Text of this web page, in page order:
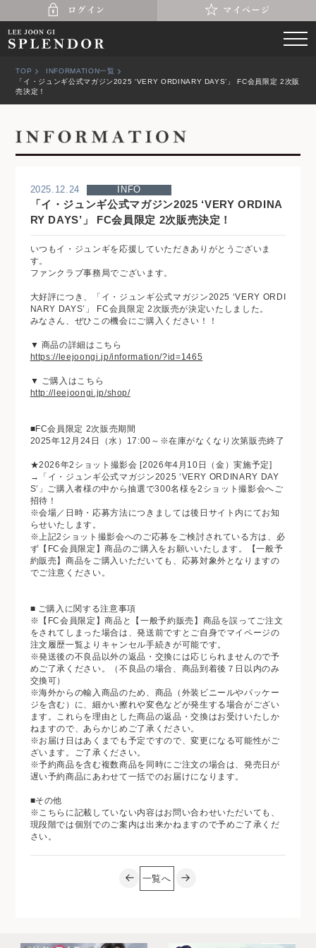
TOP
INFORMATION一覧
「イ・ジュンギ公式マガジン2025 ‘VERY ORDINARY DAYS’」 FC会員限定 2次販
売決定！
2025.12.24 INFO
「イ・ジュンギ公式マガジン2025 ‘VERY ORDINA
RY DAYS’」 FC会員限定 2次販売決定！
いつもイ・ジュンギを応援していただきありがとうございま
す。
ファンクラブ事務局でございます。
大好評につき、「イ・ジュンギ公式マガジン2025 ‘VERY ORDI
NARY DAYS’」 FC会員限定 2次販売が決定いたしました。
みなさん、ぜひこの機会にご購入ください！！
▼ 商品の詳細はこちら
https://leejoongi.jp/information/?id=1465
▼ ご購入はこちら
http://leejoongi.jp/shop/
■FC会員限定 2次販売期間
2025年12月24日（水）17:00～※在庫がなくなり次第販売終了
★2026年2ショット撮影会 [2026年4月10日（金）実施予定]
→「イ・ジュンギ公式マガジン2025 ‘VERY ORDINARY DAY
S’」ご購入者様の中から抽選で300名様を2ショット撮影会へご
招待！
※会場／日時・応募方法につきましては後日サイト内にてお知
らせいたします。
※上記2ショット撮影会へのご応募をご検討されている方は、必
ず【FC会員限定】商品のご購入をお願いいたします。【一般予
約販売】商品をご購入いただいても、応募対象外となりますの
でご注意ください。
■ ご購入に関する注意事項
※【FC会員限定】商品と【一般予約販売】商品を誤ってご注文
をされてしまった場合は、発送前ですとご自身でマイページの
注文履歴一覧よりキャンセル手続きが可能です。
※発送後の不良品以外の返品・交換には応じられませんので予
めご了承ください。（不良品の場合、商品到着後７日以内のみ
交換可）
※海外からの輸入商品のため、商品（外装ビニールやパッケー
ジを含む）に、細かい擦れや変色などが発生する場合がござい
ます。これらを理由とした商品の返品・交換はお受けいたしか
ねますので、あらかじめご了承ください。
※お届け日はあくまでも予定ですので、変更になる可能性がご
ざいます。ご了承ください。
※予約商品を含む複数商品を同時にご注文の場合は、発売日が
遅い予約商品にあわせて一括でのお届けになります。
■その他
※こちらに記載していない内容はお問い合わせいただいても、
現段階では個別でのご案内は出来かねますので予めご了承くだ
さい。
一覧へ